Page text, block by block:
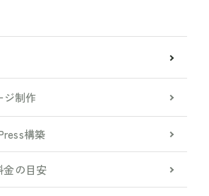
ジ制作
構築
金の目安